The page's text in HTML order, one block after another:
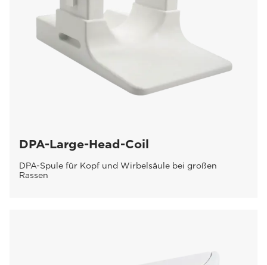
DPA-Large-Head-Coil
DPA-Spule für Kopf und Wirbelsäule bei großen
Rassen